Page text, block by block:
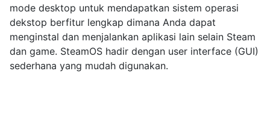
mode desktop untuk mendapatkan sistem operasi
dekstop berfitur lengkap dimana Anda dapat
menginstal dan menjalankan aplikasi lain selain Steam
dan game. SteamOS hadir dengan user interface (GUI)
sederhana yang mudah digunakan.